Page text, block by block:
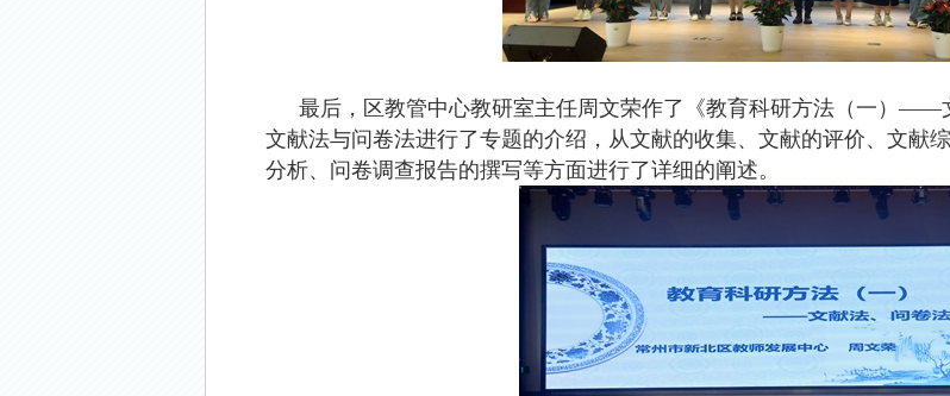
最后，区教管中心教研室主任周文荣作了《教育科研方法（一）——
文献法与问卷法进行了专题的介绍，从文献的收集、文献的评价、文献
分析、问卷调查报告的撰写等方面进行了详细的阐述。